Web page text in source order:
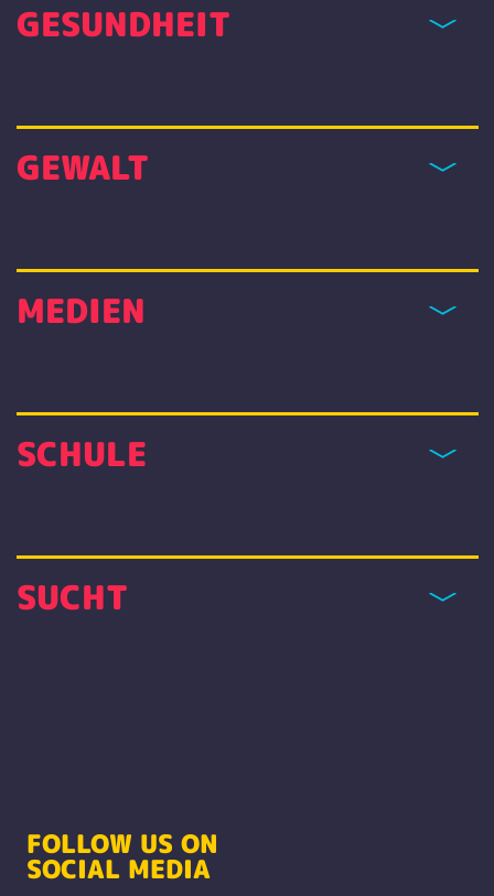
GESUNDHEIT
GEWALT
MEDIEN
SCHULE
SUCHT
FOLLOW US ON
SOCIAL MEDIA